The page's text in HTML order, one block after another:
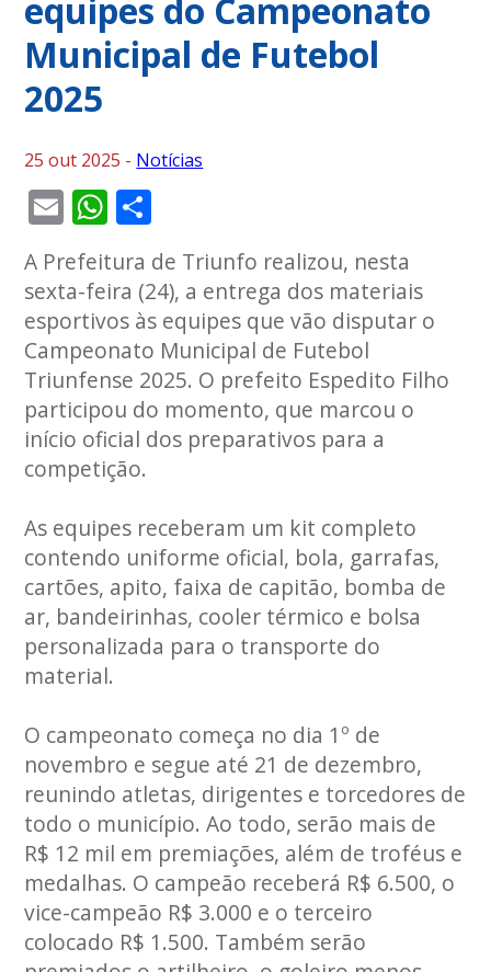
equipes do Campeonato
Municipal de Futebol
2025
25 out 2025 - Notícias
EmailWhatsApp
A Prefeitura de Triunfo realizou, nesta
sexta-feira (24), a entrega dos materiais
esportivos às equipes que vão disputar o
Campeonato Municipal de Futebol
Triunfense 2025. O prefeito Espedito Filho
participou do momento, que marcou o
início oficial dos preparativos para a
competição.
As equipes receberam um kit completo
contendo uniforme oficial, bola, garrafas,
cartões, apito, faixa de capitão, bomba de
ar, bandeirinhas, cooler térmico e bolsa
personalizada para o transporte do
material.
O campeonato começa no dia 1º de
novembro e segue até 21 de dezembro,
reunindo atletas, dirigentes e torcedores de
todo o município. Ao todo, serão mais de
R$ 12 mil em premiações, além de troféus e
medalhas. O campeão receberá R$ 6.500, o
vice-campeão R$ 3.000 e o terceiro
colocado R$ 1.500. Também serão